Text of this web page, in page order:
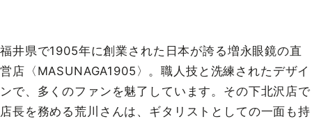
福井県で1905年に創業された日本が誇る増永眼鏡の直
営店〈MASUNAGA1905〉。職人技と洗練されたデザイ
ンで、多くのファンを魅了しています。その下北沢店で
店長を務める荒川さんは、ギタリストとしての一面も持